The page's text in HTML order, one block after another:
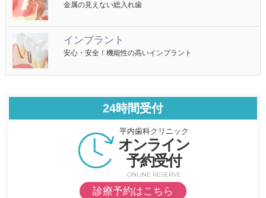
金属の見えない総入れ歯
インプラント
安心・安全！機能性の高いインプラント
24時間受付
平内歯科クリニック
オンライン
予約受付
ONLINE RESERVE
診療予約はこちら